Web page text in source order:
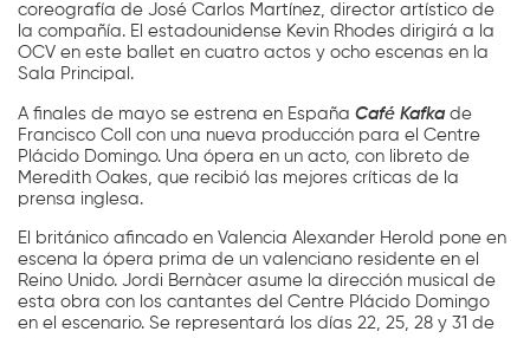
coreografía de José Carlos Martínez, director artístico de
la compañía. El estadounidense Kevin Rhodes dirigirá a la
OCV en este ballet en cuatro actos y ocho escenas en la
Sala Principal.
A finales de mayo se estrena en EspañaCafé Kafka de
Francisco Coll con una nueva producción para el Centre
Plácido Domingo. Una ópera en un acto, con libreto de
Meredith Oakes, que recibió las mejores críticas de la
prensa inglesa.
El británico afincado en Valencia Alexander Herold pone en
escena la ópera prima de un valenciano residente en el
Reino Unido. Jordi Bernàcer asume la dirección musical de
esta obra con los cantantes del Centre Plácido Domingo
en el escenario. Se representará los días 22, 25, 28 y 31 de